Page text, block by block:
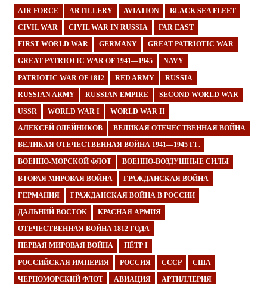
AIR FORCE ARTILLERY AVIATION BLACK SEA FLEET
CIVIL WAR CIVIL WAR IN RUSSIA FAR EAST
FIRST WORLD WAR GERMANY GREAT PATRIOTIC WAR
GREAT PATRIOTIC WAR OF 1941—1945 NAVY
PATRIOTIC WAR OF 1812 RED ARMY RUSSIA
RUSSIAN ARMY RUSSIAN EMPIRE SECOND WORLD WAR
USSR WORLD WAR I WORLD WAR II
АЛЕКСЕЙ ОЛЕЙНИКОВ ВЕЛИКАЯ ОТЕЧЕСТВЕННАЯ ВОЙНА
ВЕЛИКАЯ ОТЕЧЕСТВЕННАЯ ВОЙНА 1941—1945 ГГ.
ВОЕННО-МОРСКОЙ ФЛОТ ВОЕННО-ВОЗДУШНЫЕ СИЛЫ
ВТОРАЯ МИРОВАЯ ВОЙНА ГРАЖДАНСКАЯ ВОЙНА
ГЕРМАНИЯ ГРАЖДАНСКАЯ ВОЙНА В РОССИИ
ДАЛЬНИЙ ВОСТОК КРАСНАЯ АРМИЯ
ОТЕЧЕСТВЕННАЯ ВОЙНА 1812 ГОДА
ПЕРВАЯ МИРОВАЯ ВОЙНА ПЁТР I
РОССИЙСКАЯ ИМПЕРИЯ РОССИЯ СССР США
ЧЕРНОМОРСКИЙ ФЛОТ АВИАЦИЯ АРТИЛЛЕРИЯ